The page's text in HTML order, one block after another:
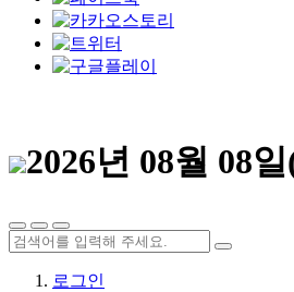
2026년 08월 08
로그인